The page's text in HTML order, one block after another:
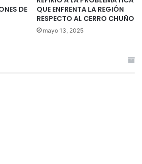
DE
QUE ENFRENTA LA REGIÓN
RESPECTO AL CERRO CHUÑO
mayo 13, 2025